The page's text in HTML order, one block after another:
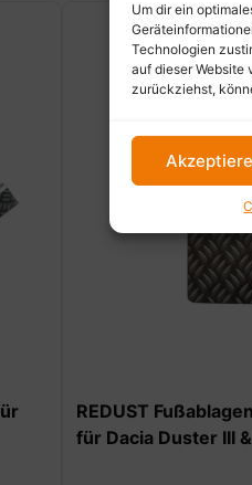
Um dir ein
Technologien
auf dieser Website
zurückziehst,
REDUST Fußablagen-
für Dacia Duster III &